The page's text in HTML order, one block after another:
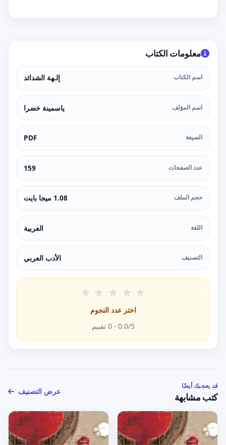
معلومات الكتاب
اسم الكتاب إلـهة الشدائد
اسم المؤلف ياسمينة خضرا
الصيغة PDF
عدد الصفحات 159
حجم الملف 1.08 ميجا بايت
اللغة العربية
التصنيف الأدب العربي
★ ★ ★ ★ ★
اختر عدد النجوم
0.0/5 ·
0 تقييم
قد يعجبك أيضًا
كتب مشابهة
عرض التصنيف